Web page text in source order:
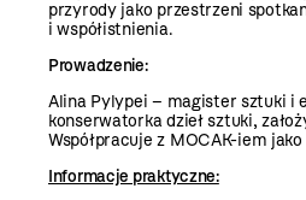
przyrody jako przestrzeni
i współistnienia.
Prowadzenie:
Alina Pylypei – magister sztuki i
konserwatorka dzieł sztuki,
Współpracuje z MOCAK-iem
Informacje praktyczne: